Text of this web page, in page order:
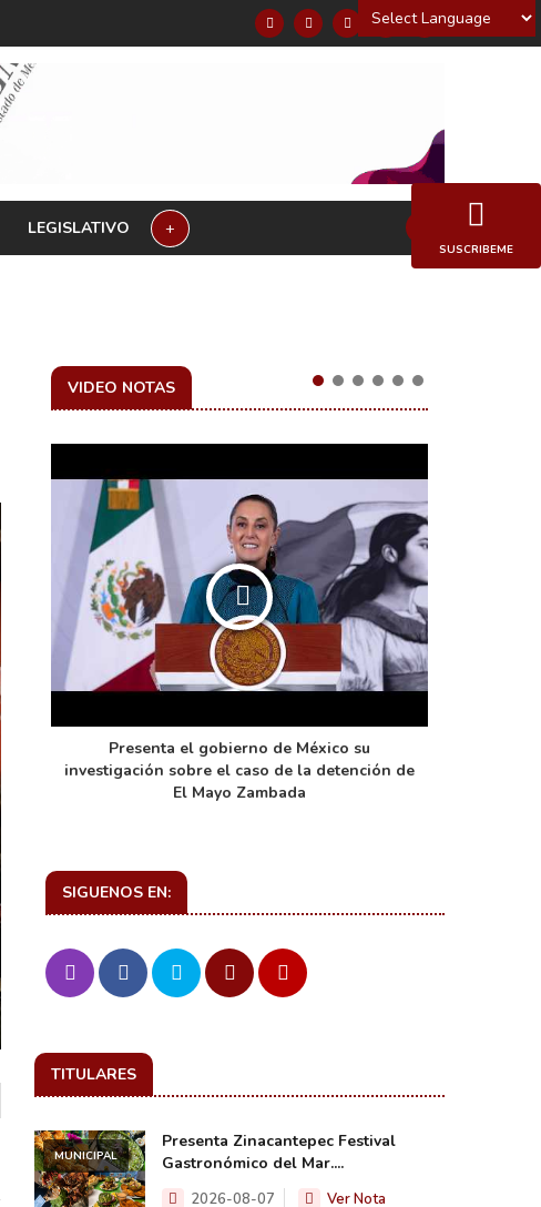
Powered by
LEGISLATIVO +
VIDEO NOTAS
Presenta el gobierno de México su
investigación sobre el caso de la detención de
El Mayo Zambada
SIGUENOS EN:
TITULARES
MUNICIPAL
Presenta Zinacantepec Festival
Gastronómico del Mar....
2026-08-07 Ver Nota
SUSCRIBEME